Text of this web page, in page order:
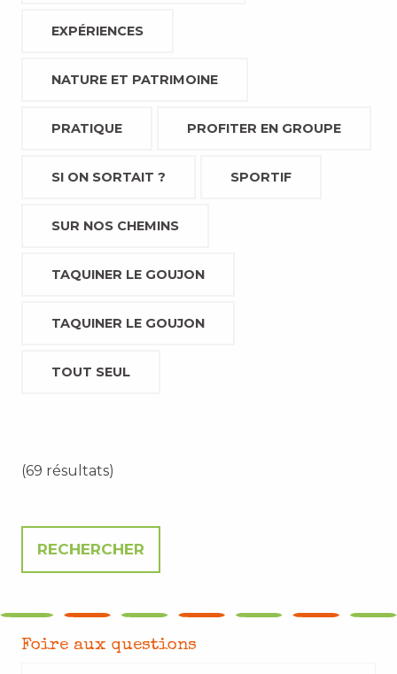
EXPÉRIENCES
NATURE ET PATRIMOINE
PRATIQUE PROFITER EN GROUPE
SI ON SORTAIT ? SPORTIF
SUR NOS CHEMINS
TAQUINER LE GOUJON
TAQUINER LE GOUJON
TOUT SEUL
(69 résultats)
Foire aux questions